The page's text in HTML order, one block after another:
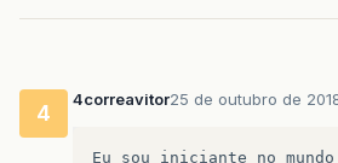
4
4correavitor25 de outubro de